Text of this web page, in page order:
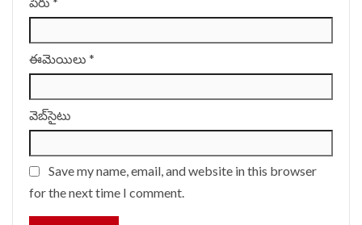
ఈమెయిలు *
వెబ్‌సైటు
Save my name, email, and website in this browser
for the next time I comment.